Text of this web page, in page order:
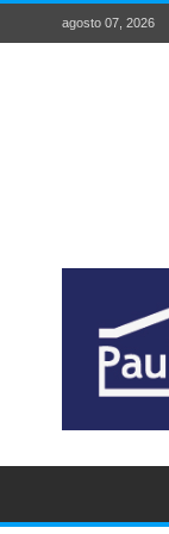
agosto 07, 2026